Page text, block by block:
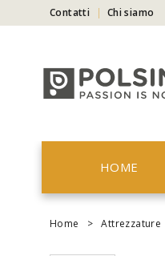
Contatti Chi siamo
HOME
Home > Attrezzature